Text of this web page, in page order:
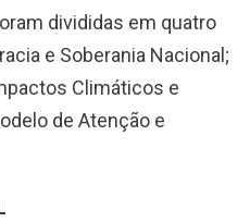
divididas em quatro
e Soberania Nacional;
Climáticos e
de Atenção e